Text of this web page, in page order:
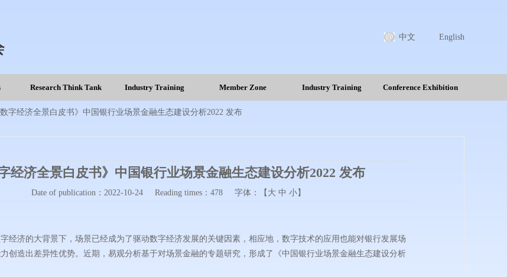
中文 English
Research Think Tank Industry Training Member Zone Industry Training Conference Exhibition
数字经济全景白皮书》中国银行业场景金融生态建设分析2022 发布
字经济全景白皮书》中国银行业场景金融生态建设分析2022 发布
Date of publication： 2022-10-24 Reading times：478 字体：【 大 中 小】
经济的大背景下，场景已经成为了驱动数字经济发展的关键因素，相应地，数字技术的应用也能对银行发展场
创造出差异性优势。近期，易观分析基于对场景金融的专题研究，形成了《中国银行业场景金融生态建设分析